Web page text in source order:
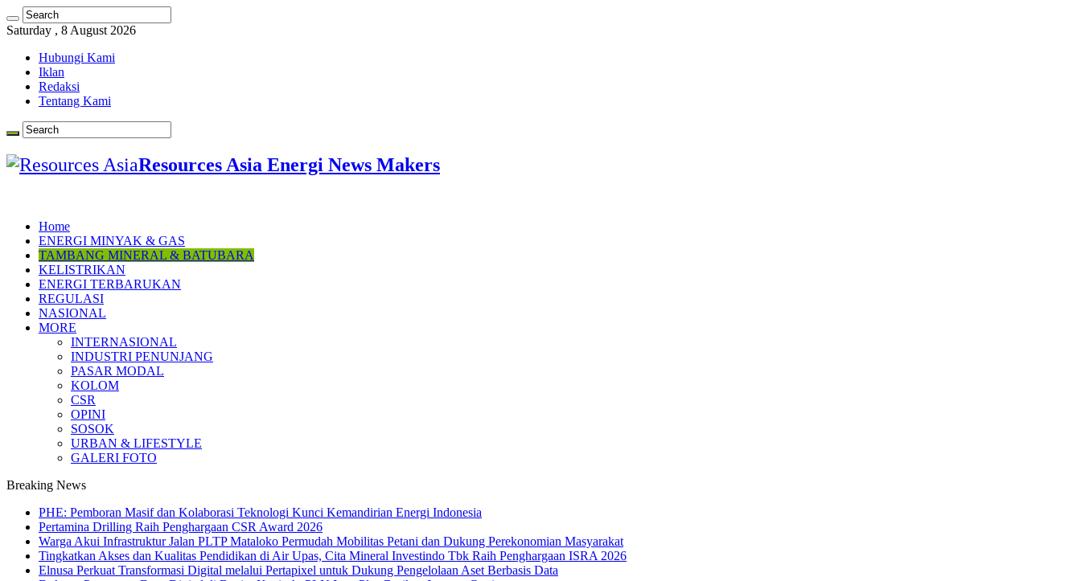
Saturday , 8 August 2026
Hubungi Kami
Iklan
Redaksi
Tentang Kami
Resources Asia Energi News Makers
Home
ENERGI MINYAK & GAS
TAMBANG MINERAL & BATUBARA
KELISTRIKAN
ENERGI TERBARUKAN
REGULASI
NASIONAL
MORE
INTERNASIONAL
INDUSTRI PENUNJANG
PASAR MODAL
KOLOM
CSR
OPINI
SOSOK
URBAN & LIFESTYLE
GALERI FOTO
Breaking News
PHE: Pemboran Masif dan Kolaborasi Teknologi Kunci Kemandirian Energi Indonesia
Pertamina Drilling Raih Penghargaan CSR Award 2026
Warga Akui Infrastruktur Jalan PLTP Mataloko Permudah Mobilitas Petani dan Dukung Perekonomian Masyarakat
Tingkatkan Akses dan Kualitas Pendidikan di Air Upas, Cita Mineral Investindo Tbk Raih Penghargaan ISRA 2026
Elnusa Perkuat Transformasi Digital melalui Pertapixel untuk Dukung Pengelolaan Aset Berbasis Data